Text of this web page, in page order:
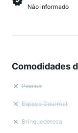
Não informado
Comodidades
Piscina
Espaço Gourmet
Brinquedoteca